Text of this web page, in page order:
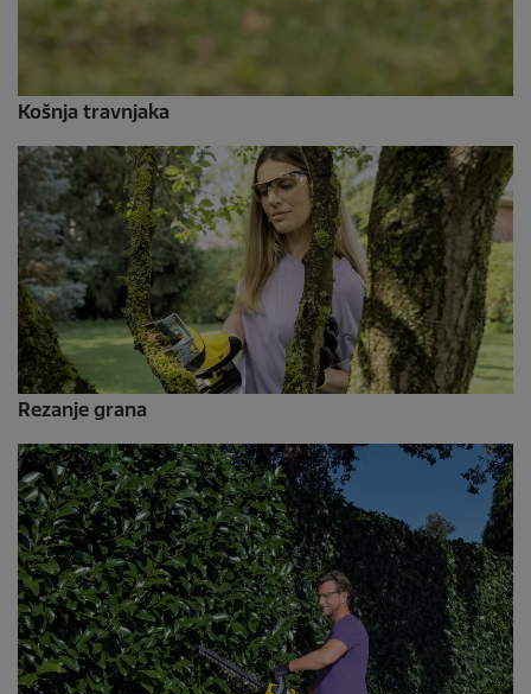
Košnja travnjaka
Rezanje grana